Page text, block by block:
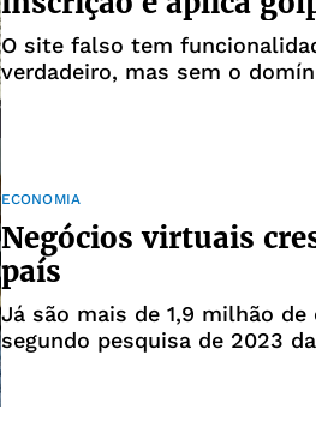
O site falso tem
verdadeiro, mas sem o
ECONOMIA
Negócios virtuais
país
Já são mais de 1,9 milhão
segundo pesquisa de 2023